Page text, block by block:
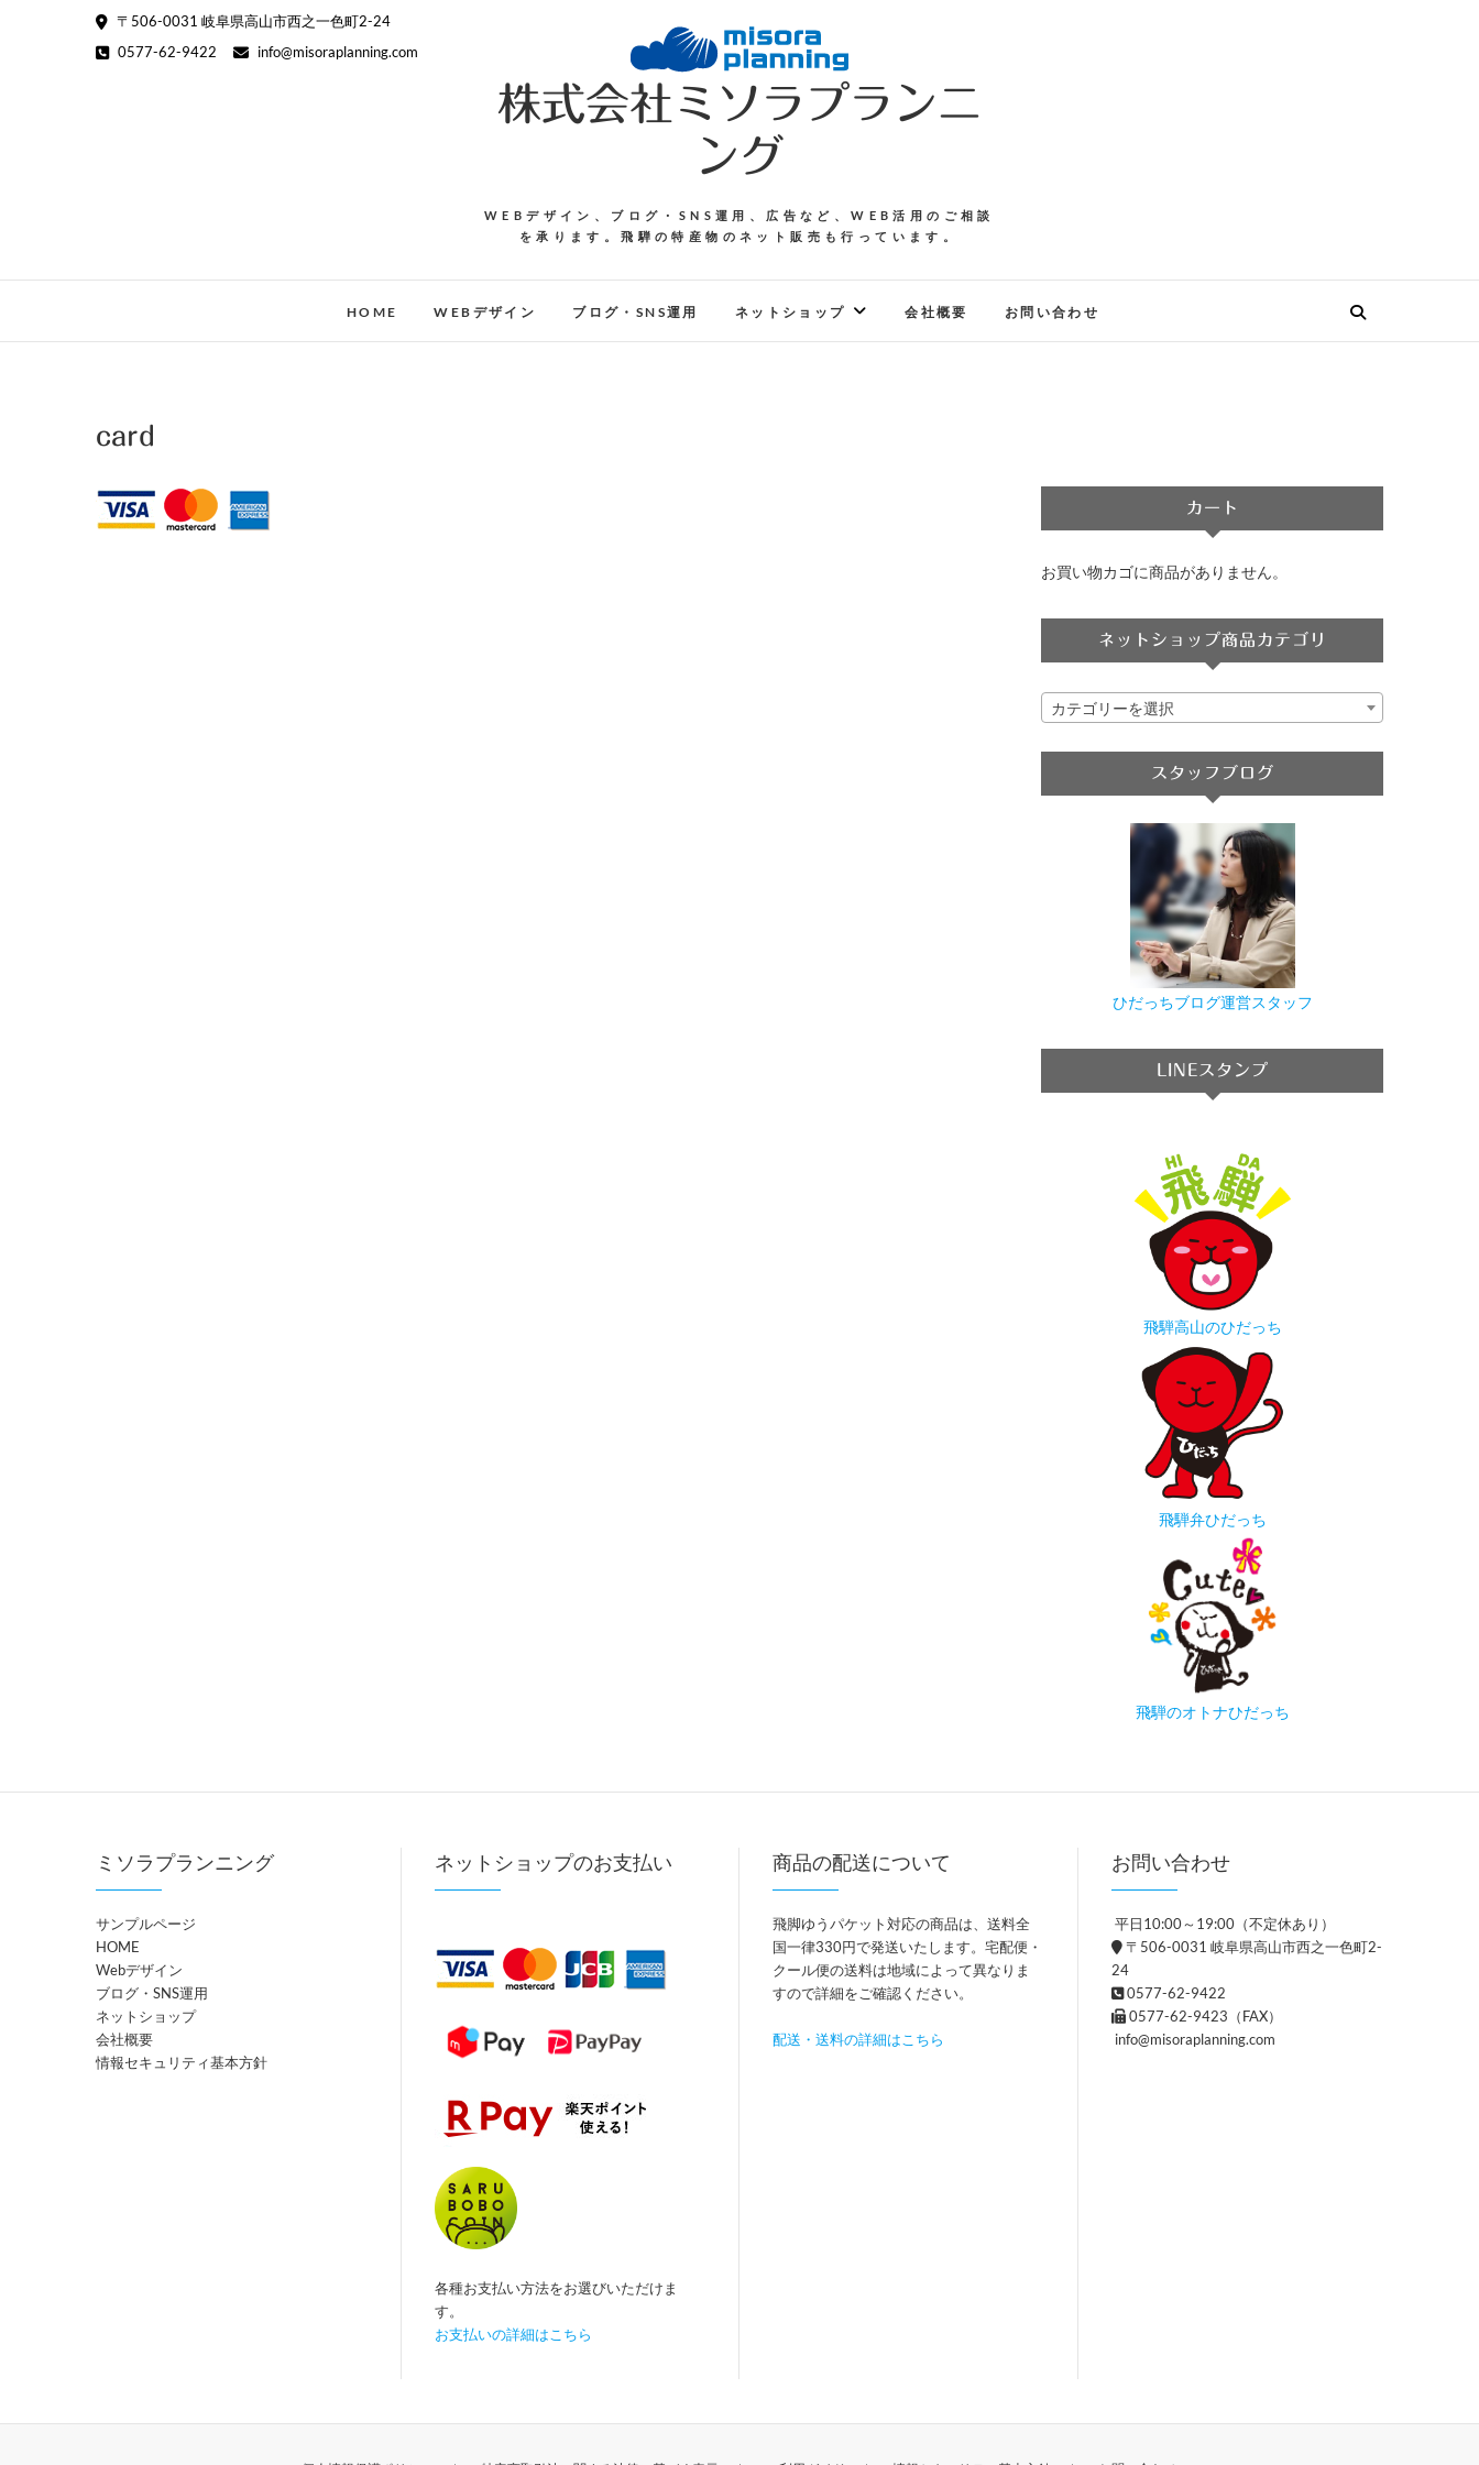
〒506-0031 岐阜県高山市西之一色町2-24
0577-62-9422
info@misoraplanning.com
株式会社ミソラプランニ
ング
WEBデザイン、ブログ・SNS運用、広告など、WEB活用のご相談
を承ります。飛騨の特産物のネット販売も行っています。
HOME WEBデザイン ブログ・SNS運用 ネットショップ 会社概要 お問い合わせ
card
カート
お買い物カゴに商品がありません。
ネットショップ商品カテゴリ
カテゴリーを選択
スタッフブログ
ひだっちブログ運営スタッフ
LINEスタンプ
飛騨高山のひだっち
飛騨弁ひだっち
飛騨のオトナひだっち
ミソラプランニング
サンプルページ
HOME
Webデザイン
ブログ・SNS運用
ネットショップ
会社概要
情報セキュリティ基本方針
ネットショップのお支払い
各種お支払い方法をお選びいただけま
す。
お支払いの詳細はこちら
商品の配送について
飛脚ゆうパケット対応の商品は、送料全
国一律330円で発送いたします。宅配便・
クール便の送料は地域によって異なりま
すので詳細をご確認ください。
配送・送料の詳細はこちら
お問い合わせ
平日10:00～19:00（不定休あり）
〒506-0031 岐阜県高山市西之一色町2-
24
0577-62-9422
0577-62-9423（FAX）
info@misoraplanning.com